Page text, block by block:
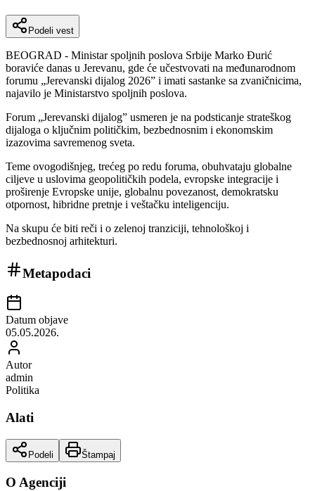
Podeli vest
BEOGRAD - Ministar spoljnih poslova Srbije Marko Đurić
boraviće danas u Jerevanu, gde će učestvovati na međunarodnom
forumu „Jerevanski dijalog 2026” i imati sastanke sa zvaničnicima,
najavilo je Ministarstvo spoljnih poslova.
Forum „Jerevanski dijalog” usmeren je na podsticanje strateškog
dijaloga o ključnim političkim, bezbednosnim i ekonomskim
izazovima savremenog sveta.
Teme ovogodišnjeg, trećeg po redu foruma, obuhvataju globalne
ciljeve u uslovima geopolitičkih podela, evropske integracije i
proširenje Evropske unije, globalnu povezanost, demokratsku
otpornost, hibridne pretnje i veštačku inteligenciju.
Na skupu će biti reči i o zelenoj tranziciji, tehnološkoj i
bezbednosnoj arhitekturi.
Metapodaci
Datum objave
05.05.2026.
Autor
admin
Politika
Alati
Podeli Štampaj
O Agenciji